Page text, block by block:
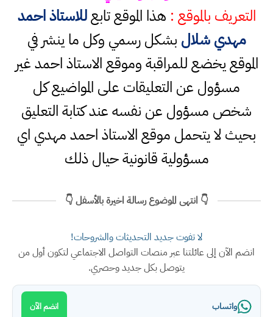
التعريف بالموقع : هذا الموقع تابعللاستاذ احمد
مهدي شلال بشكل رسمي وكل ما ينشر في
الموقع يخضع للمراقبة وموقع الاستاذ احمد غير
مسؤول عن التعليقات على المواضيع كل
شخص مسؤول عن نفسه عند كتابة التعليق
بحيث لا يتحمل موقع الاستاذ احمد مهدي اي
مسؤولية قانونية حيال ذلك
👇 انتهى الموضوع رسالة اخيرة بالأسفل 👇
لا تفوت جديد التحديثات والشروحات!
انضم الآن إلى عائلتنا عبر منصات التواصل الاجتماعي لتكون أول من
يتوصل بكل جديد وحصري.
واتساب انضم الآن